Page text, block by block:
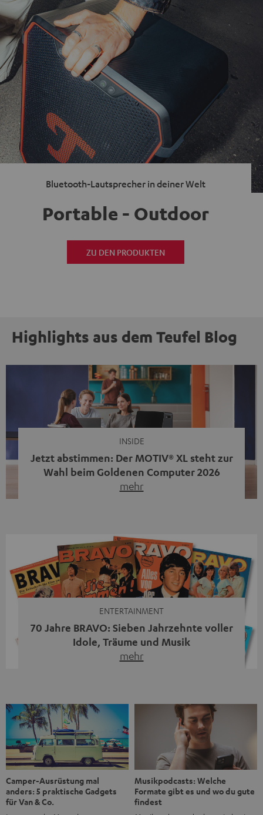
Bluetooth-Lautsprecher in deiner Welt
Portable - Outdoor
ZU DEN PRODUKTEN
Highlights aus dem Teufel Blog
INSIDE
Jetzt abstimmen: Der MOTIV® XL steht zur
Wahl beim Goldenen Computer 2026
mehr
Streaming-System vereint hochwertige HiFi-Technik,
moderne Streaming-Funktionen und hohe Flexibilität in
einem einzigen Gerät – und zeigt, dass man für großen
Sound heute keine klassische HiFi-Anlage mehr braucht.
ENTERTAINMENT
70 Jahre BRAVO: Sieben Jahrzehnte voller
Idole, Träume und Musik
mehr
1956 begleitet das Magazin Jugendliche durch Rock und
Pop, kleine Schwärmereien und große Fragen. Zum 70.
Jubiläum werfen wir einen Blick zurück. Vom Filmheft zur
Jugendmarke: Wie die BRAVO ihren Ton fand Als die […]
Camper-Ausrüstung mal
anders: 5 praktische Gadgets
für Van & Co.
Musikpodcasts: Welche
Formate gibt es und wo du gute
findest